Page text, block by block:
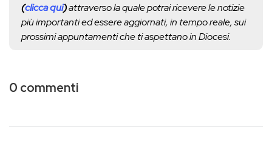
(clicca qui)attraverso la quale potrai ricevere le notizie
più importanti ed essere aggiornati, in tempo reale, sui
prossimi appuntamenti che ti aspettano in Diocesi.
0 commenti